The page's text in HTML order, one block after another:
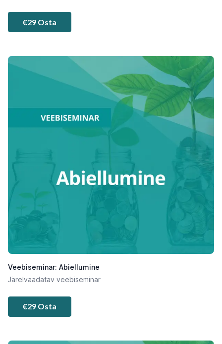
€29 Osta
Veebiseminar: Abiellumine
Järelvaadatav veebiseminar
€29 Osta